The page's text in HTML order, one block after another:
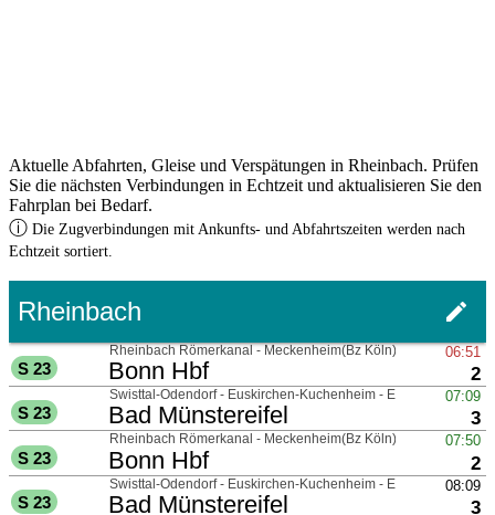
Aktuelle Abfahrten, Gleise und Verspätungen in Rheinbach. Prüfen
Sie die nächsten Verbindungen in Echtzeit und aktualisieren Sie den
Fahrplan bei Bedarf.
ⓘ Die Zugverbindungen mit Ankunfts- und Abfahrtszeiten werden nach
Echtzeit sortiert.